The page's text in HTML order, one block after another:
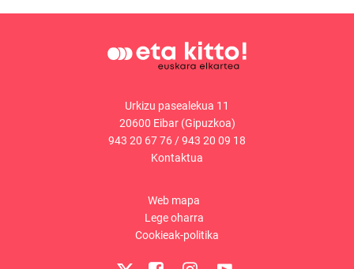
Urkizu pasealekua 11
20600 Eibar (Gipuzkoa)
943 20 67 76/943 20 09 18
Kontaktua
Web mapa
Lege oharra
Cookieak-politika